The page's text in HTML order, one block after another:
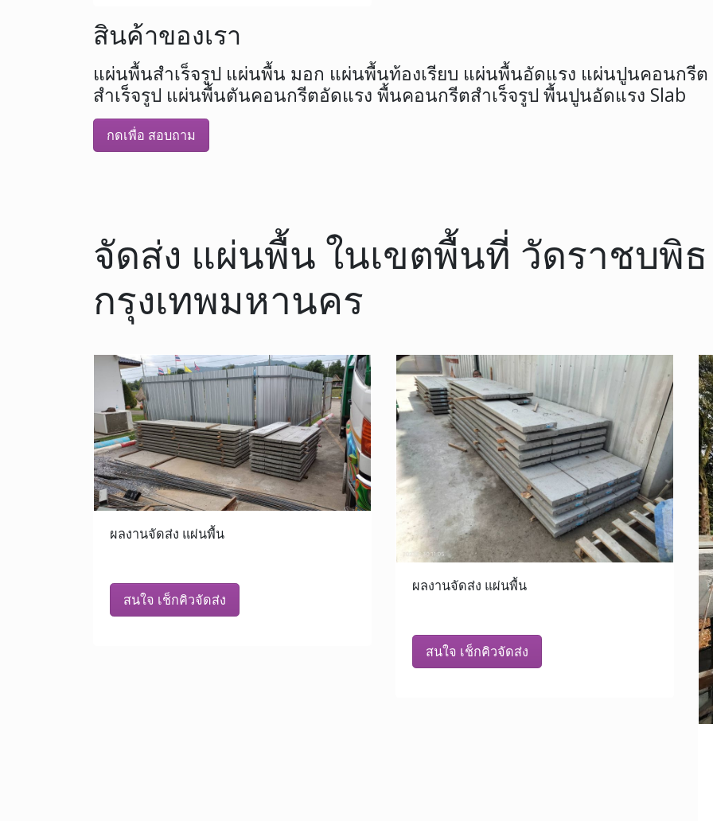
สินค้าของเรา
แผ่นพื้นสำเร็จรูป แผ่นพื้น มอก แผ่นพื้นท้องเรียบ แผ่นพื้นอัดแรง แผ่นปูนคอนกรี
สำเร็จรูป แผ่นพื้นตันคอนกรีตอัดแรง พื้นคอนกรีตสำเร็จรูป พื้นปูนอัดแรง Slab
กดเพื่อ สอบถาม
จัดส่ง แผ่นพื้น ในเขตพื้นที่ วัดราชบพิ
กรุงเทพมหานคร
ผลงานจัดส่ง แผ่นพื้น
สนใจ เช็กคิวจัดส่ง
ผลงานจัดส่ง แผ่นพื้น
สนใจ เช็กคิวจัดส่ง